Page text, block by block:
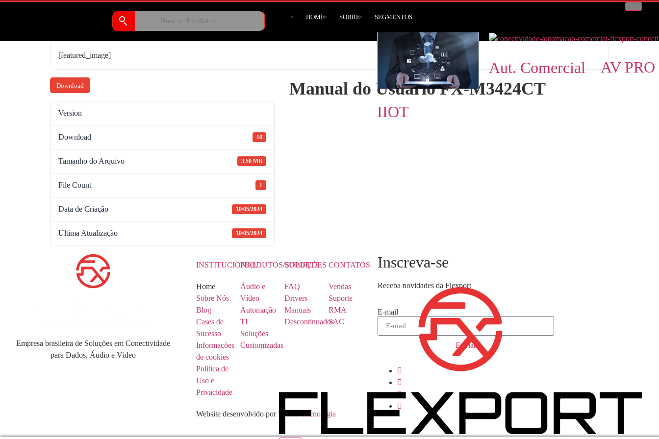
HOME SOBRE SEGMENTOS
IIOT
Aut. Comercial AV PRO
[featured_image]
Download
Version
Download 10
Tamanho do Arquivo 3.50 MB
File Count 1
Data de Criação 10/05/2024
Ultima Atualização 10/05/2024
Manual do Usuário FX-M3424CT
Empresa brasileira de Soluções em Conectividade
para Dados, Áudio e Vídeo
INSTITUCIONAL
Home
Sobre Nós
Blog
Cases de
Sucesso
Informações
de cookies
Política de
Uso e
Privacidade
PRODUTOS/SOLUÇÕES
Áudio e
Vídeo
Automação
TI
Soluções
Customizadas
SUPORTE
FAQ
Drivers
Manuais
Descontinuados
CONTATOS
Vendas
Suporte
RMA
SAC
Website desenvolvido porLeader Tecnologia
Inscreva-se
Receba novidades da Flexport
E-mail
Enviar